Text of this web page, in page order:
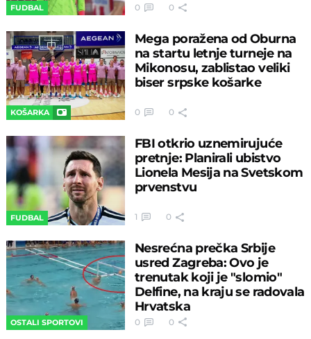
FUDBAL 0 0
KOŠARKA
Mega poražena od Oburna
na startu letnje turneje na
Mikonosu, zablistao veliki
biser srpske košarke
0 0
FUDBAL
FBI otkrio uznemirujuće
pretnje: Planirali ubistvo
Lionela Mesija na Svetskom
prvenstvu
1 0
OSTALI SPORTOVI
Nesrećna prečka Srbije
usred Zagreba: Ovo je
trenutak koji je "slomio"
Delfine, na kraju se radovala
Hrvatska
0 0